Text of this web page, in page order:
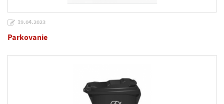
19.04.2023
Parkovanie